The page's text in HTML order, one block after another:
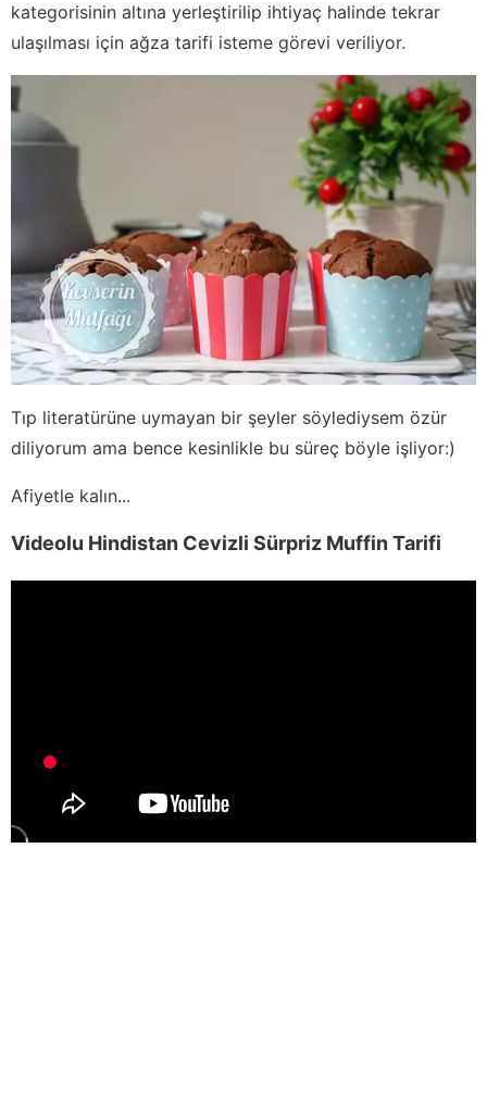
kategorisinin altına yerleştirilip ihtiyaç halinde tekrar
ulaşılması için ağza tarifi isteme görevi veriliyor.
Tıp literatürüne uymayan bir şeyler söylediysem özür
diliyorum ama bence kesinlikle bu süreç böyle işliyor:)
Afiyetle kalın...
Videolu Hindistan Cevizli Sürpriz Muffin Tarifi